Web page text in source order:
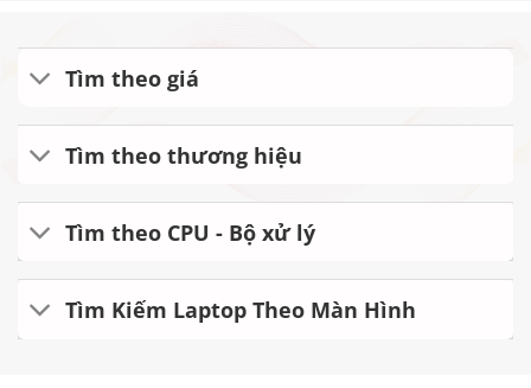
Tìm theo giá
Tìm theo thương hiệu
Tìm theo CPU - Bộ xử lý
Tìm Kiếm Laptop Theo Màn Hình